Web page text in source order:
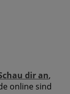
dir an,
online sind